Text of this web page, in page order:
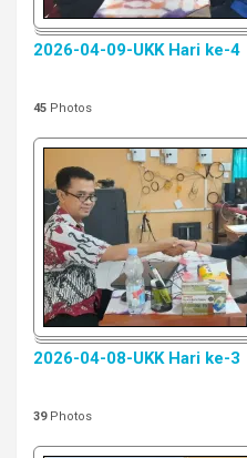
2026-04-09-UKK Hari ke-4
45 Photos
2026-04-08-UKK Hari ke-3
39Photos